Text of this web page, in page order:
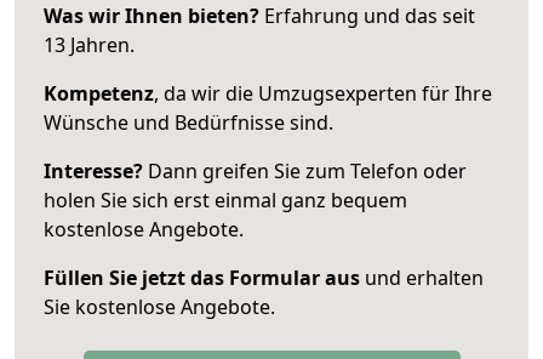
Was wir Ihnen bieten? Erfahrung und das seit
13 Jahren.
Kompetenz, da wir die Umzugsexperten für Ihre
Wünsche und Bedürfnisse sind.
Interesse? Dann greifen Sie zum Telefon oder
holen Sie sich erst einmal ganz bequem
kostenlose Angebote.
Füllen Sie jetzt das Formular aus und erhalten
Sie kostenlose Angebote.